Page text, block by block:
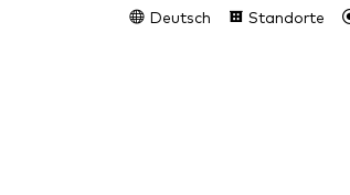
Deutsch Standorte